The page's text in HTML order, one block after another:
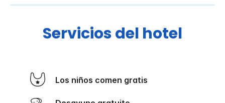
Servicios del hotel
Los niños comen gratis